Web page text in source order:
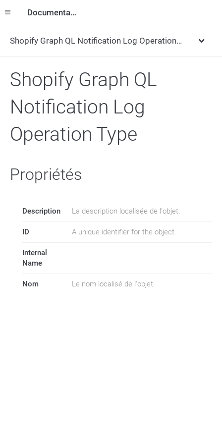
Documentation
Shopify Graph QL Notification Log Operation Type
Shopify Graph QL
Notification Log
Operation Type
Propriétés
Description La description localisée de l'objet.
ID A unique identifier for the object.
Internal
Name
Nom Le nom localisé de l'objet.